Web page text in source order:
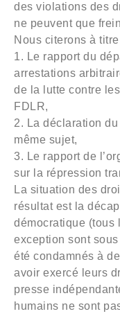
des violations des
ne peuvent que
Nous citerons à titre
1. Le rapport du
arrestations
de la lutte contre
FDLR,
2. La déclaration
même sujet,
3. Le rapport de
sur la répression
La situation des
résultat est la
démocratique (tous
exception sont
été condamnés à
avoir exercé leurs
presse
humains ne sont